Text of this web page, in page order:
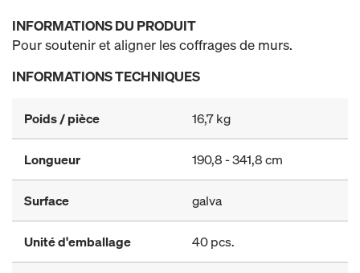
INFORMATIONS DU PRODUIT
Pour soutenir et aligner les coffrages de murs.
INFORMATIONS TECHNIQUES
Poids / pièce 16,7 kg
Longueur 190,8 - 341,8 cm
Surface galva
Unité d'emballage 40 pcs.